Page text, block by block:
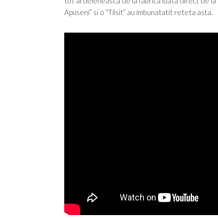
Apuseni” si o “Tilsit” au imbunatatit reteta asta.